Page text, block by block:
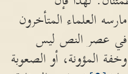
العلماء المتأخرون
في عصر النص ليس
المؤونة، أو الصعوبة